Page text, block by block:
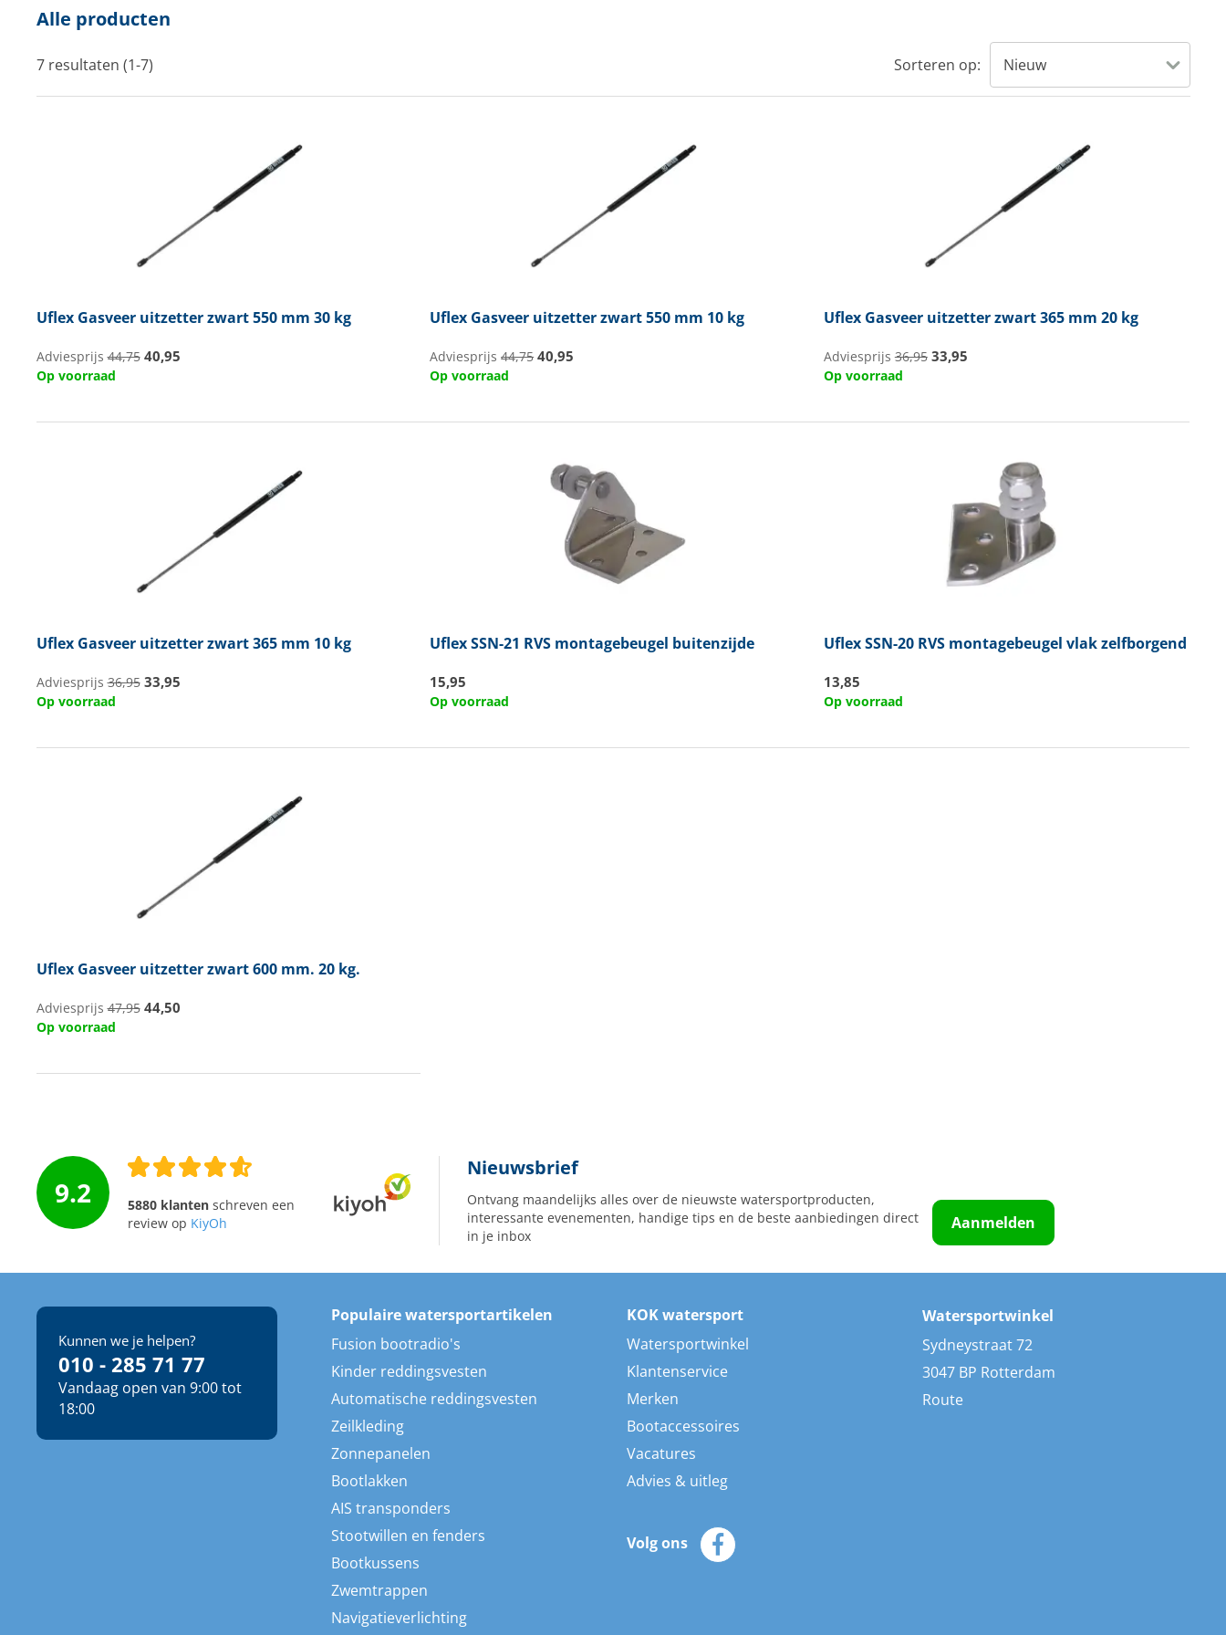
Techniek en motor
Tuigage en dekbeslag
Veiligheid
Alle producten
7 resultaten (1-7) Sorteren op:
UflexGasveer uitzetter zwart 550 mm 30 kg
Adviesprijs44,75 40,95
Op voorraad
Uflex Gasveer uitzetter zwart 550 mm 10 kg
Adviesprijs44,75 40,95
Op voorraad
UflexGasveer uitzetter zwart 365 mm 20 kg
Adviesprijs36,95 33,95
Op voorraad
UflexGasveer uitzetter zwart 365 mm 10 kg
Adviesprijs36,95 33,95
Op voorraad
UflexSSN-21 RVS montagebeugel buitenzijde
15,95
Op voorraad
UflexSSN-20 RVS montagebeugel vlak zelfborgend
13,85
Op voorraad
UflexGasveer uitzetter zwart 600 mm. 20 kg.
Adviesprijs47,95 44,50
Op voorraad
9.2 5880 klantenschreven een
review op KiyOh
Nieuwsbrief
Ontvang maandelijks alles over de nieuwste watersportproducten,
interessante evenementen, handige tips en de beste aanbiedingen direct
in je inbox
Aanmelden
Kunnen we je helpen?
010 - 285 71 77
Vandaag open van 9:00 tot
18:00
Populaire watersportartikelen
Fusion bootradio's
Kinder reddingsvesten
Automatische reddingsvesten
Zeilkleding
Zonnepanelen
Bootlakken
AIS transponders
Stootwillen en fenders
Bootkussens
Zwemtrappen
Navigatieverlichting
KOK watersport
Watersportwinkel
Klantenservice
Merken
Bootaccessoires
Vacatures
Advies & uitleg
Volg ons
Watersportwinkel
Sydneystraat 72
3047 BP Rotterdam
Route